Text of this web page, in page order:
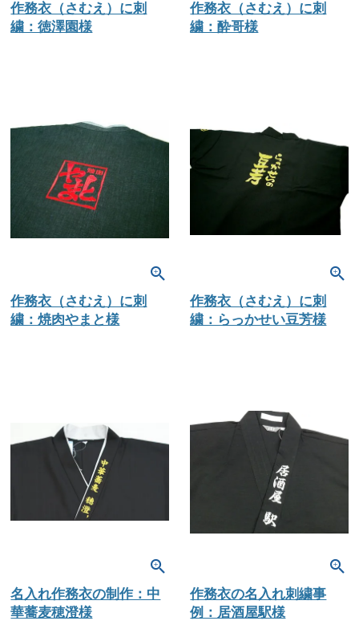
作務衣（さむえ）に刺
繍：徳澤園様
作務衣（さむえ）に刺
繍：酔哥様
作務衣（さむえ）に刺
繍：焼肉やまと様
作務衣（さむえ）に刺
繍：らっかせい豆芳様
名入れ作務衣の制作：中
華蕎麦穂澄様
作務衣の名入れ刺繍事
例：居酒屋駅様